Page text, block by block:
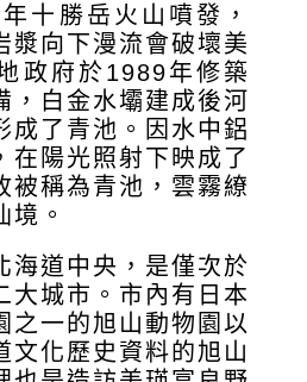
十勝岳火山噴發，
漿向下漫流會破壞美
政府於1989年修築
，白金水壩建成後河
成了青池。因水中鋁
在陽光照射下映成了
被稱為青池，雲霧繚
境。
海道中央，是僅次於
大城市。市內有日本
之一的旭山動物園以
文化歷史資料的旭山